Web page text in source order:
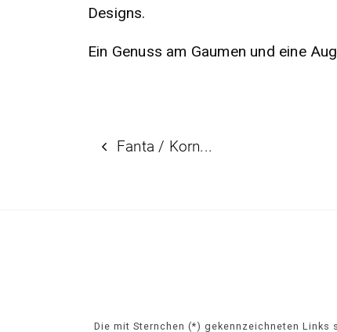
Designs.
Ein Genuss am Gaumen und eine
Fanta / Korn...
Die mit Sternchen (*) gekennzeichneten